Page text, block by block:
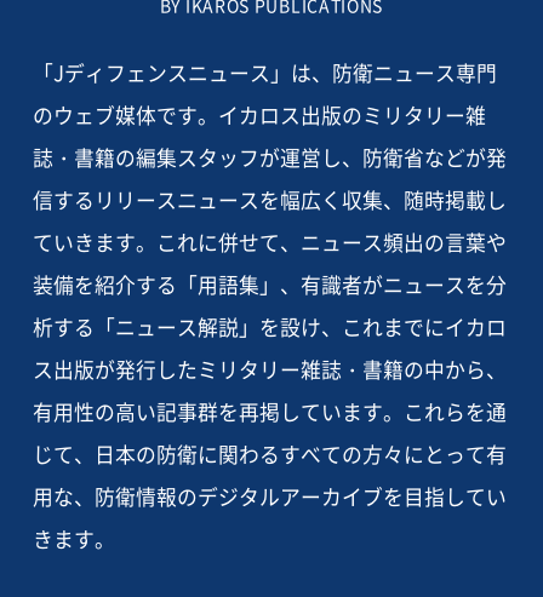
BY IKAROS PUBLICATIONS
「Jディフェンスニュース」は、防衛ニュース専門
のウェブ媒体です。イカロス出版のミリタリー雑
誌・書籍の編集スタッフが運営し、防衛省などが発
信するリリースニュースを幅広く収集、随時掲載し
ていきます。これに併せて、ニュース頻出の言葉や
装備を紹介する「用語集」、有識者がニュースを分
析する「ニュース解説」を設け、これまでにイカロ
ス出版が発行したミリタリー雑誌・書籍の中から、
有用性の高い記事群を再掲しています。これらを通
じて、日本の防衛に関わるすべての方々にとって有
用な、防衛情報のデジタルアーカイブを目指してい
きます。